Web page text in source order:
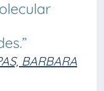
BARBARA